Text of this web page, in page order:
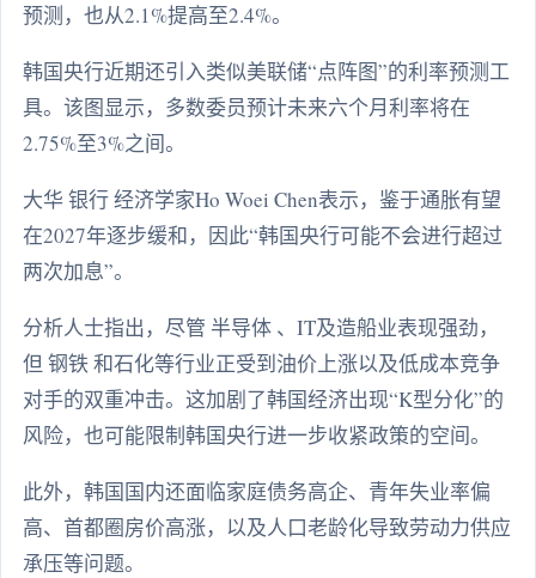
预测，也从2.1%提高至2.4%。
韩国央行近期还引入类似美联储“点阵图”的利率预测工
具。该图显示，多数委员预计未来六个月利率将在
2.75%至3%之间。
大华 银行 经济学家Ho Woei Chen表示，鉴于通胀有望
在2027年逐步缓和，因此“韩国央行可能不会进行超过
两次加息”。
分析人士指出，尽管 半导体 、IT及造船业表现强劲，
但 钢铁 和石化等行业正受到油价上涨以及低成本竞争
对手的双重冲击。这加剧了韩国经济出现“K型分化”的
风险，也可能限制韩国央行进一步收紧政策的空间。
此外，韩国国内还面临家庭债务高企、青年失业率偏
高、首都圈房价高涨，以及人口老龄化导致劳动力供应
承压等问题。